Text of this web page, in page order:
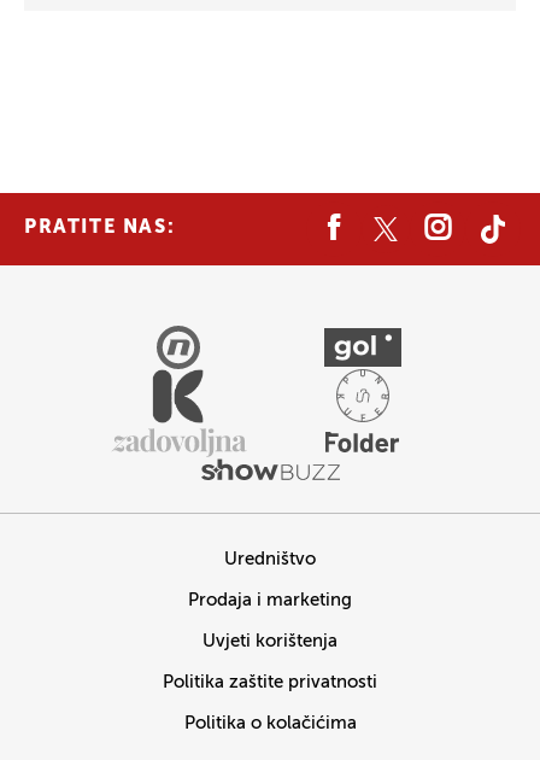
PRATITE NAS:
Uredništvo
Prodaja i marketing
Uvjeti korištenja
Politika zaštite privatnosti
Politika o kolačićima